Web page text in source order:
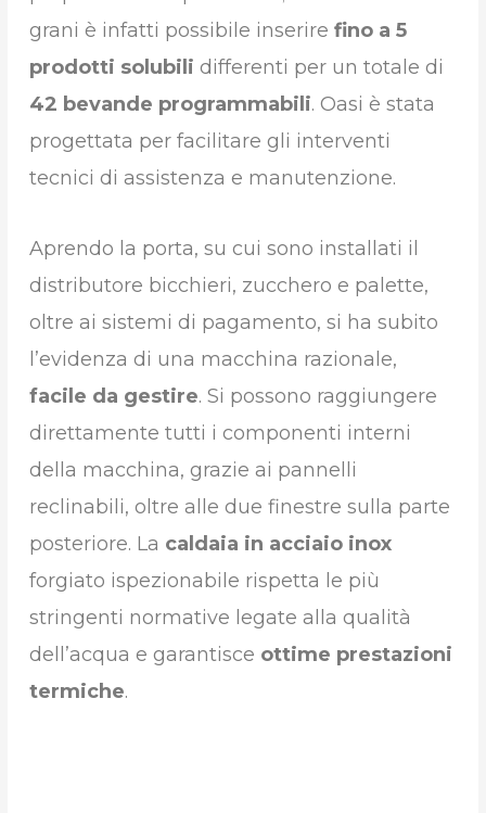
grani è infatti possibile inserirefino a 5
prodotti solubili differenti per un totale di
42 bevande programmabili. Oasi è stata
progettata per facilitare gli interventi
tecnici di assistenza e manutenzione.
Aprendo la porta, su cui sono installati il
distributore bicchieri, zucchero e palette,
oltre ai sistemi di pagamento, si ha subito
l’evidenza di una macchina razionale,
facile da gestire. Si possono raggiungere
direttamente tutti i componenti interni
della macchina, grazie ai pannelli
reclinabili, oltre alle due finestre sulla parte
posteriore. La caldaia in acciaio inox
forgiato ispezionabile rispetta le più
stringenti normative legate alla qualità
dell’acqua e garantisce ottime prestazioni
termiche.